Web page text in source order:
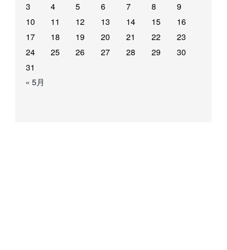
3
4 5 6 7 8
9
10
11 12 13 14 15
16
17
18 19 20 21 22
23
24
25 26 27 28 29
30
31
« 5月